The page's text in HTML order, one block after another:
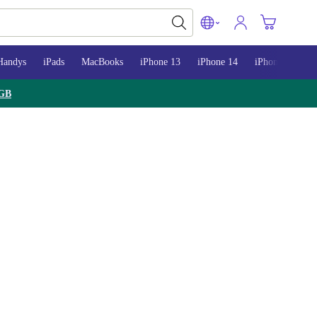
iPads MacBooks iPhone 13 iPhone 14 iPhone 15